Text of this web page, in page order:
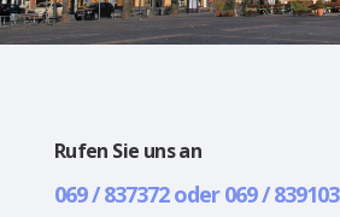
Rufen Sie uns an
069 / 837372 oder 069 / 839103